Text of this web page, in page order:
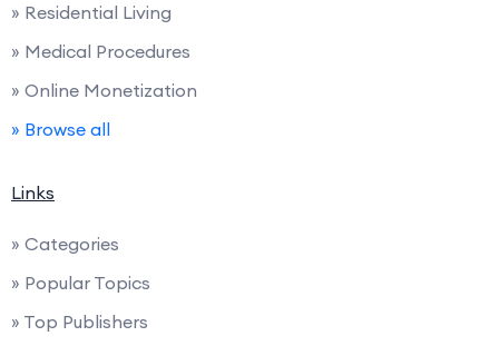
» Residential Living
» Medical Procedures
» Online Monetization
» Browse all
Links
» Categories
» Popular Topics
» Top Publishers